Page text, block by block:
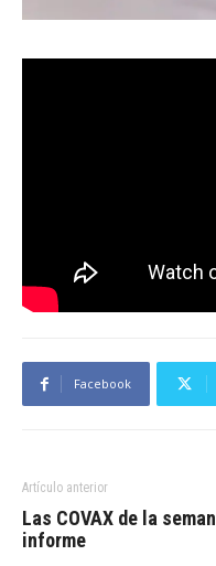
Facebook
Artículo anterior
Las COVAX de la
informe